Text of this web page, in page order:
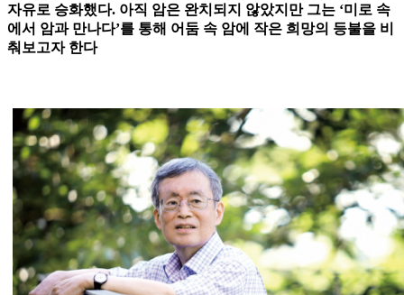
자유로 승화했다. 아직 암은 완치되지 않았지만 그는 ‘미로 속
에서 암과 만나다’를 통해 어둠 속 암에 작은 희망의 등불을 비
춰보고자 한다